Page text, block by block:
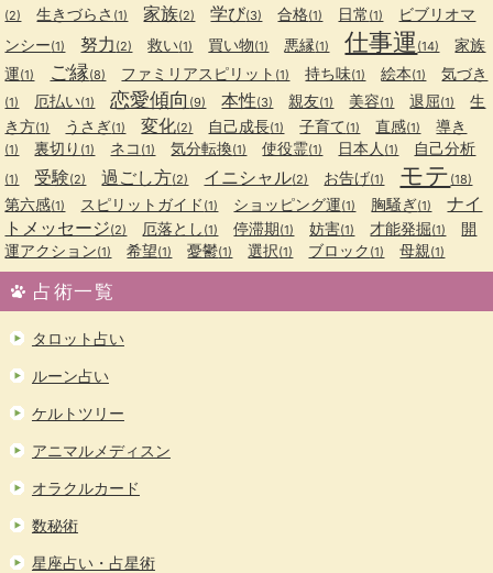
(2) 生きづらさ (1) 家族(2) 学び(3) 合格(1) 日常 (1)
ビブリオマ
ンシー(1) 努力 (2) 救い(1) 買い物(1) 悪縁(1) 仕事運 (14)
家族
運(1) ご縁(8) ファミリアスピリット (1) 持ち味(1) 絵本(1) 気づき
(1) 厄払い(1) 恋愛傾向 (9) 本性(3) 親友(1) 美容(1) 退屈(1)
生
き方(1) うさぎ(1) 変化(2) 自己成長(1) 子育て(1) 直感(1) 導き
(1) 裏切り (1) ネコ (1) 気分転換(1) 使役霊(1) 日本人 (1) 自己分析
(1) 受験(2) 過ごし方(2) イニシャル(2) お告げ(1) モテ (18)
第六感(1) スピリットガイド (1) ショッピング運(1) 胸騒ぎ(1)
ナイ
トメッセージ(2) 厄落とし (1) 停滞期(1) 妨害(1) 才能発掘(1)
開
運アクション(1) 希望(1) 憂鬱(1) 選択(1) ブロック (1) 母親(1)
占術一覧
タロット占い
ルーン占い
ケルトツリー
アニマルメディスン
オラクルカード
数秘術
星座占い・占星術